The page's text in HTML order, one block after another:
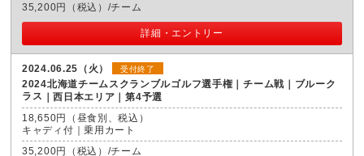
35,200円（税込）/チーム
詳細・エントリー
2024.06.25（火） 受付終了
2024北海道チームスクランブルゴルフ選手権｜チーム戦｜ブルーク
ラス
西日本エリア｜第4予選
18,650円（昼食別、税込）
キャディ付｜乗用カート
35,200円（税込）/チーム